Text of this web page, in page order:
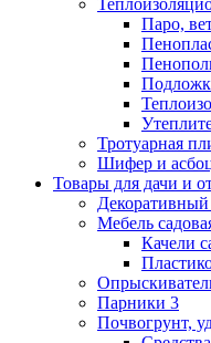
Паро,
Тротуарная
Шифер и
Товары для дачи и
Мебель
Качели
Парники 3
Почвогрунт,